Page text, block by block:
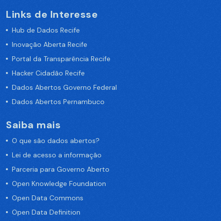
Links de Interesse
Hub de Dados Recife
Inovação Aberta Recife
Portal da Transparência Recife
Hacker Cidadão Recife
Dados Abertos Governo Federal
Dados Abertos Pernambuco
Saiba mais
O que são dados abertos?
Lei de acesso a informação
Parceria para Governo Aberto
Open Knowledge Foundation
Open Data Commons
Open Data Definition